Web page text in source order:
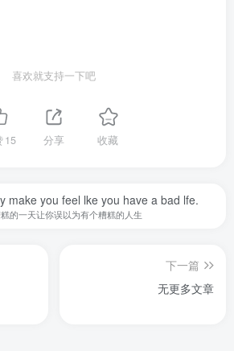
喜欢就支持一下吧
15 分享 收藏
make you feel lke you have a bad lfe.
的一天让你误以为有个糟糕的人生
下一篇
无更多文章